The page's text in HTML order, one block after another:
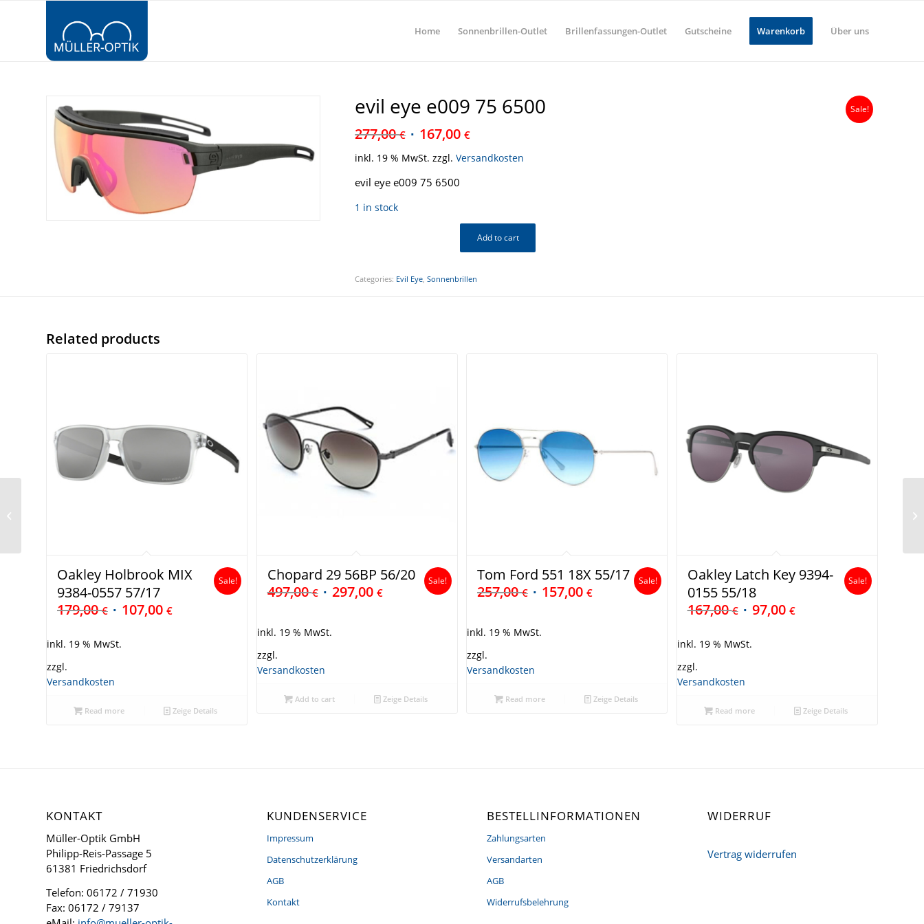
Home Sonnenbrillen-Outlet Brillenfassungen-Outlet Gutscheine Warenkorb Über uns
Sale!
evil eye e009 75 6500
277,00€ 167,00€
inkl. 19 % MwSt. zzgl.Versandkosten
evil eye e009 75 6500
1 in stock
Add to cart
Categories: Evil Eye ,Sonnenbrillen
Related products
Oakley Holbrook MIX
9384-0557 57/17
179,00€ 107,00 €
Sale!
inkl. 19 % MwSt.
zzgl.
Versandkosten
Read more Zeige Details
Chopard 29 56BP 56/20
497,00€ 297,00 €
Sale!
inkl. 19 % MwSt.
zzgl.
Versandkosten
Add to cart Zeige Details
Tom Ford 551 18X 55/17
257,00€ 157,00€
Sale!
inkl. 19 % MwSt.
zzgl.
Versandkosten
Read more Zeige Details
Oakley Latch Key 9394-
0155 55/18
167,00€ 97,00 €
Sale!
inkl. 19 % MwSt.
zzgl.
Versandkosten
Read more Zeige Details
KONTAKT
Müller-Optik GmbH
Philipp-Reis-Passage 5
61381 Friedrichsdorf
Telefon: 06172 / 71930
Fax: 06172 / 79137
KUNDENSERVICE
Impressum
Datenschutzerklärung
AGB
Kontakt
BESTELLINFORMATIONEN
Zahlungsarten
Versandarten
AGB
Widerrufsbelehrung
WIDERRUF
Vertrag widerrufen